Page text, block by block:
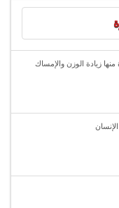
منها زيادة الوزن والإمساك